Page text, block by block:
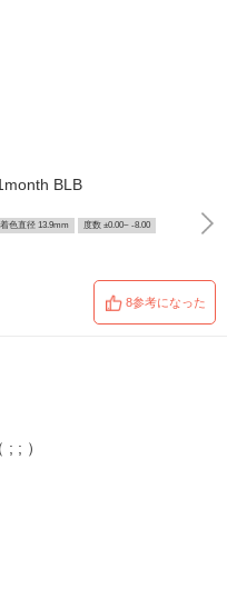
BLB
着色直径 13.9mm 度数 ±0.00~ -8.00
8参考になった
; ）